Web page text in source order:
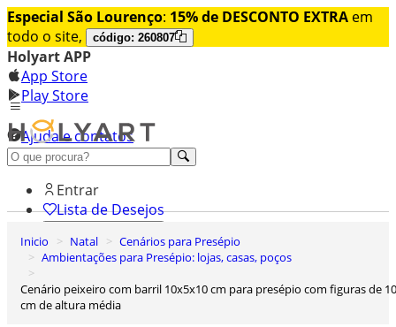
Especial São Lourenço: 15% de DESCONTO EXTRA em
todo o site,
código: 260807
Holyart APP
App Store
Play Store
Ajuda e contatos
Conheça premium
Entrar
Lista de Desejos
Carrinho de Compras
Inicio Natal
Cenários para Presépio
Ambientações para Presépio: lojas, casas, poços
Cenário peixeiro com barril 10x5x10 cm para presépio com figuras de 10
cm de altura média